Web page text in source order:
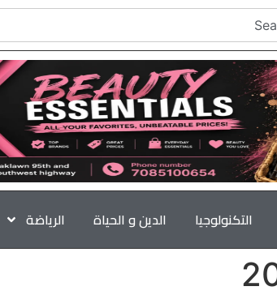
التكنولوجيا الدين و الحياة الرياضة